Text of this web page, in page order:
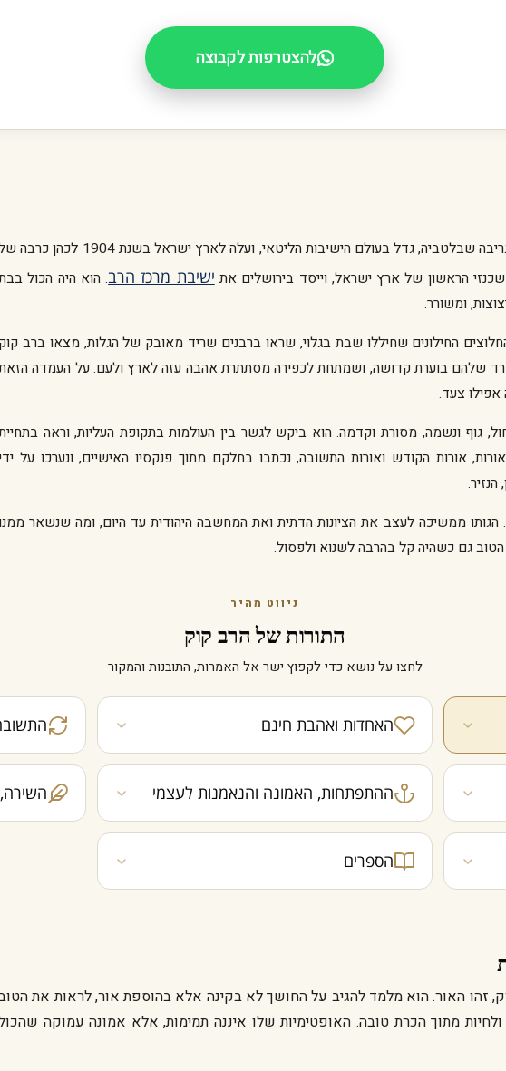
להצטרפות לקבוצה
אברהם יצחק הכהן קוק נולד בשנת 1865 בעיירה גריבה שבלטביה, גדל בעולם הישיבות הליטאי, ועלה לארץ ישראל בשנת 1904
ישיבת מרכז הרב. הוא היה הכול
ומשורר.
החילונים שחיללו שבת בגלוי, שראו ברבנים שריד מאובק של הגלות, מצאו ברב קוק
שלהם בוערת קדושה, ושמתחת לכפירה מסתתרת אהבה עזה לארץ ולעם. על העמדה
אפילו צעד.
גוף ונשמה, מסורת וקדמה. הוא ביקש לגשר בין העולמות בתקופת העליות, וראה
אורות הקודש ואורות התשובה, נכתבו בחלקם מתוך פנקסיו האישיים, ונערכו על
בשנת 1935, בן שבעים. הגותו ממשיכה לעצב את הציונות הדתית ואת המחשבה היהודית עד היום, ומה שנשאר
גם כשהיה קל בהרבה לשנוא ולפסול.
ניווט מהיר
התורות של הרב קוק
לחצו על נושא כדי לקפוץ ישר אל האמרות, התובנות והמקור
האחדות ואהבת חינם
ההתפתחות, האמונה והנאמנות לעצמי
הספרים
זהו האור. הוא מלמד להגיב על החושך לא בקינה אלא בהוספת אור, לראות את
מתוך הכרת טובה. האופטימיות שלו איננה תמימות, אלא אמונה עמוקה